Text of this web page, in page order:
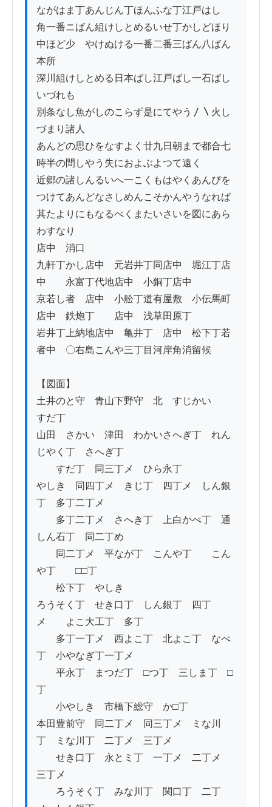
ながはま丁あんじん丁ほんふな丁江戸はし
角一番ニばん組けしとめるいせ丁かしどほり
中ほど少ゝやけぬける一番二番三ばん八ばん
本所
深川組けしとめる日本ばし江戸ばし一石ばし
いづれも
別条なし魚がしのこらず是にてやう〳〵火し
づまり諸人
あんどの思ひをなすよく廿九日朝まで都合七
時半の間しやう失におよぶよつて遠く
近郷の諸しんるいへ一こくもはやくあんぴを
つけてあんどなさしめんこそかんやうなれば
其たよりにもなるべくまたいさいを図にあら
わすなり
店中　消口
九軒丁かし店中　元岩井丁同店中　堀江丁店
中　　永富丁代地店中　小銅丁店中
京若し者　店中　小舩丁道有屋敷　小伝馬町
店中　鉄炮丁　　店中　浅草田原丁
岩井丁上納地店中　亀井丁　店中　松下丁若
者中　〇右島こんや三丁目河岸角消留候
【図面】
土井のと守　青山下野守　北　すじかい
すだ丁
山田　さかい　津田　わかいさへぎ丁　れん
じやく丁　さへぎ丁
すだ丁　同三丁メ　ひら永丁
やしき　同四丁メ　きじ丁　四丁メ　しん銀
丁　多丁二丁メ
多丁二丁メ　さへき丁　上白かべ丁　通
しん石丁　同二丁め
同二丁メ　平なが丁　こんや丁　　こん
や丁　　□□丁
松下丁　やしき
ろうそく丁　せき口丁　しん銀丁　四丁
メ　　よこ大工丁　多丁
多丁一丁メ　西よこ丁　北よこ丁　なべ
丁　小やなぎ丁一丁メ
平永丁　まつだ丁　□つ丁　三しま丁　□
丁
小やしき　市橋下総守　か□丁
本田豊前守　同二丁メ　同三丁メ　ミな川
丁　ミな川丁　二丁メ　三丁メ
せき口丁　永とミ丁　一丁メ　二丁メ
三丁メ
ろうそく丁　みな川丁　関口丁　二丁